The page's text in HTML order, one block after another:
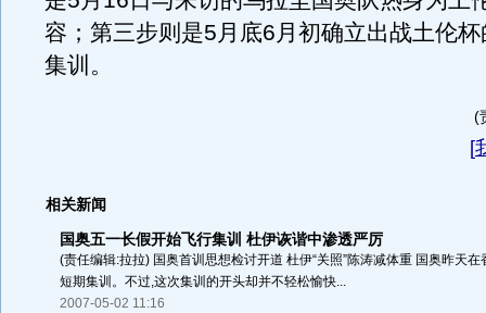
容；第三步则是5月底6月初确立出战土伦
集训。
(
[
相关新闻
国奥五一长假开始飞行集训 杜伊诙谐中渗透严厉
(责任编辑:拉拉) 国奥首训思想检讨开道 杜伊“关照”陈涛减体重 国奥昨天
短期集训。不过,这次集训的开头却并不轻松愉快...
2007-05-02 11:16